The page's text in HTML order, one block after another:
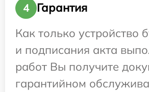
4
Гарантия
Как только устройство
и подписания акта
работ Вы получите
гарантийном